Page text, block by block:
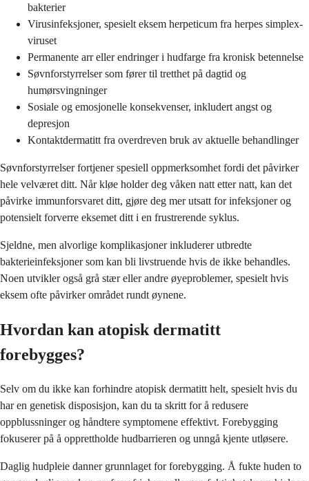
bakterier
Virusinfeksjoner, spesielt eksem herpeticum fra herpes simplex-
viruset
Permanente arr eller endringer i hudfarge fra kronisk betennelse
Søvnforstyrrelser som fører til tretthet på dagtid og
humørsvingninger
Sosiale og emosjonelle konsekvenser, inkludert angst og
depresjon
Kontaktdermatitt fra overdreven bruk av aktuelle behandlinger
Søvnforstyrrelser fortjener spesiell oppmerksomhet fordi det påvirker
hele velværet ditt. Når kløe holder deg våken natt etter natt, kan det
påvirke immunforsvaret ditt, gjøre deg mer utsatt for infeksjoner og
potensielt forverre eksemet ditt i en frustrerende syklus.
Sjeldne, men alvorlige komplikasjoner inkluderer utbredte
bakterieinfeksjoner som kan bli livstruende hvis de ikke behandles.
Noen utvikler også grå stær eller andre øyeproblemer, spesielt hvis
eksem ofte påvirker området rundt øynene.
Hvordan kan atopisk dermatitt
forebygges?
Selv om du ikke kan forhindre atopisk dermatitt helt, spesielt hvis du
har en genetisk disposisjon, kan du ta skritt for å redusere
oppblussninger og håndtere symptomene effektivt. Forebygging
fokuserer på å opprettholde hudbarrieren og unngå kjente utløsere.
Daglig hudpleie danner grunnlaget for forebygging. Å fukte huden to